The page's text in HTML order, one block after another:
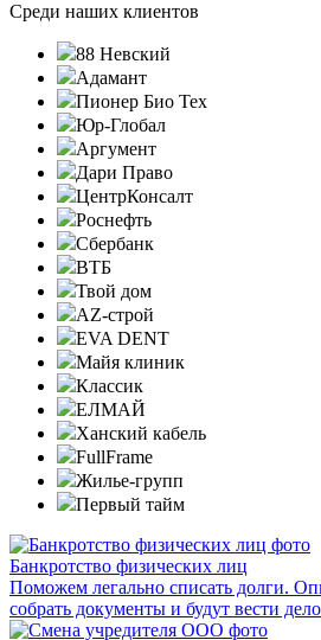
Среди наших клиентов
88 Невский
Адамант
Пионер Био Тех
Юр-Глобал
Аргумент
Дари Право
ЦентрКонсалт
Роснефть
Сбербанк
ВТБ
Твой дом
AZ-строй
EVA DENT
Майя клиник
Классик
ЕЛМАЙ
Ханский кабель
FullFrame
Жилье-групп
Первый тайм
Банкротство физических лиц
Поможем легально списать долги.
собрать документы и будут вести